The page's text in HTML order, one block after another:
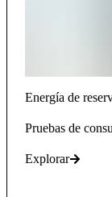
Energía de
Pruebas de
Explorar